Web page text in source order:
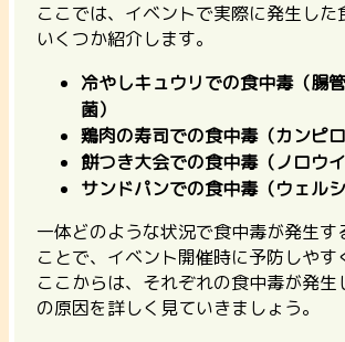
ここでは、イベントで実際に発生した
いくつか紹介します。
冷やしキュウリでの食中毒（腸
菌）
鶏肉の寿司での食中毒（カンピロ
餅つき大会での食中毒（ノロウイ
サンドパンでの食中毒（ウェルシ
一体どのような状況で食中毒が発生す
ことで、イベント開催時に予防しやす
ここからは、それぞれの食中毒が発生
の原因を詳しく見ていきましょう。